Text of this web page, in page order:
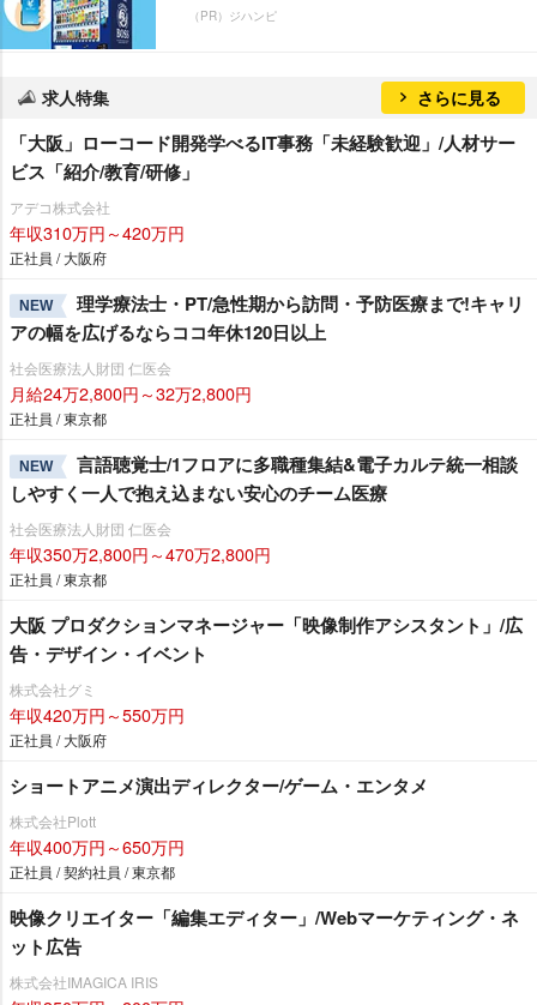
（PR）ジハンピ
求人特集 さらに見る
「大阪」ローコード開発学べるIT事務「未経験歓迎」/人材サー
ビス「紹介/教育/研修」
アデコ株式会社
年収310万円～420万円
正社員 / 大阪府
NEW
理学療法士・PT/急性期から訪問・予防医療まで!キャリ
アの幅を広げるならココ年休120日以上
社会医療法人財団 仁医会
月給24万2,800円～32万2,800円
正社員 / 東京都
NEW
言語聴覚士/1フロアに多職種集結&電子カルテ統一相談
しやすく一人で抱え込まない安心のチーム医療
社会医療法人財団 仁医会
年収350万2,800円～470万2,800円
正社員 / 東京都
大阪 プロダクションマネージャー「映像制作アシスタント」/広
告・デザイン・イベント
株式会社グミ
年収420万円～550万円
正社員 / 大阪府
ショートアニメ演出ディレクター/ゲーム・エンタメ
株式会社Plott
年収400万円～650万円
正社員 / 契約社員 / 東京都
映像クリエイター「編集エディター」/Webマーケティング・ネ
ット広告
株式会社IMAGICA IRIS